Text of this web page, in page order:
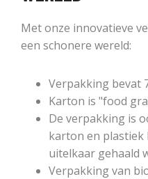
Met onze innovatieve
een schonere wereld:
Verpakking bevat
Karton is "food
De verpakking is
karton en plastiek
uitelkaar gehaald
Verpakking van